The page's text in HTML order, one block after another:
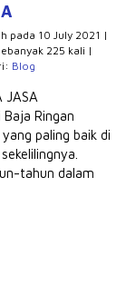
pada 10 July 2021 |
225 kali |
Blog
JASA
Baja Ringan
paling baik di
tahun dalam